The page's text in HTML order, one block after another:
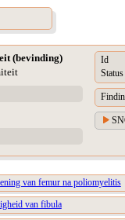
(bevinding)
Id
Status
van femur na poliomyelitis
van fibula